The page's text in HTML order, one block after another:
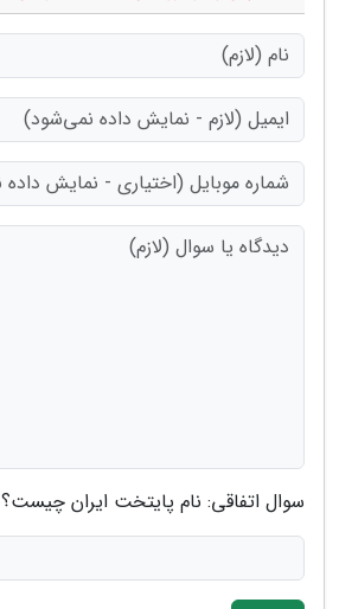
سوال اتفاقی: نام پایتخت ایران چیست؟